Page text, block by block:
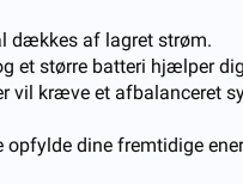
dækkes af lagret strøm.
et større batteri hjælper
vil kræve et afbalanceret
dine fremtidige